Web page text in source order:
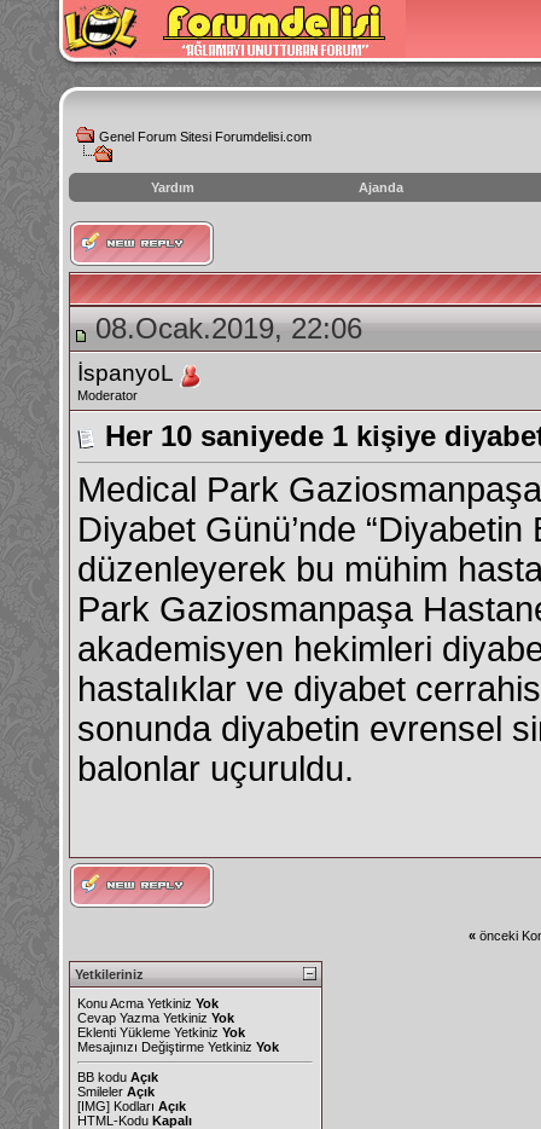
Genel Forum Sitesi Forumdelisi.com
Yardım Ajanda
instagram
izlenme
hilesi
08.Ocak.2019, 22:06
İspanyoL
Moderator
Her 10 saniyede 1 kişiye
Medical Park
Diyabet Günü’nde “Diyabetin
düzenleyerek bu mühim
Park Gaziosmanpaşa
akademisyen hekimleri
hastalıklar ve diyabet
sonunda diyabetin evrensel
balonlar uçuruldu.
« önceki
Yetkileriniz
Konu Acma Yetkiniz Yok
Cevap Yazma Yetkiniz Yok
Eklenti Yükleme Yetkiniz Yok
Mesajınızı Değiştirme Yetkiniz Yok
BB kodu Açık
Smileler Açık
[IMG] Kodları Açık
HTML-Kodu Kapalı